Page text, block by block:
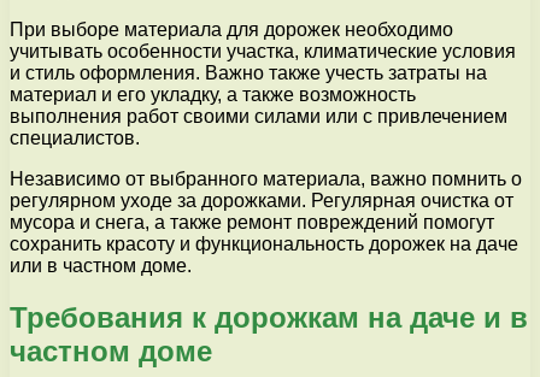
При выборе материала для дорожек необходимо
учитывать особенности участка, климатические условия
и стиль оформления. Важно также учесть затраты на
материал и его укладку, а также возможность
выполнения работ своими силами или с привлечением
специалистов.
Независимо от выбранного материала, важно помнить о
регулярном уходе за дорожками. Регулярная очистка от
мусора и снега, а также ремонт повреждений помогут
сохранить красоту и функциональность дорожек на даче
или в частном доме.
Требования к дорожкам на даче и в
частном доме